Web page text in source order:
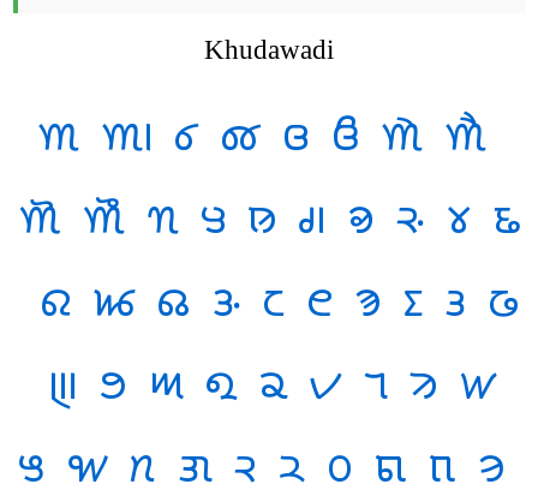
Khudawadi
𑊰 𑊱 𑊲 𑊳 𑊴 𑊵 𑊶 𑊷
𑊸 𑊹 𑊺 𑊻 𑊼 𑊽 𑊾 𑊿 𑋀 𑋁
𑋂 𑋃 𑋄 𑋅 𑋆 𑋇 𑋈 𑋉 𑋊 𑋋
𑋌 𑋍 𑋎 𑋏 𑋐 𑋑 𑋒 𑋓 𑋔
𑋕 𑋖 𑋗 𑋘 𑋙 𑋚 𑋛 𑋜 𑋝 𑋞